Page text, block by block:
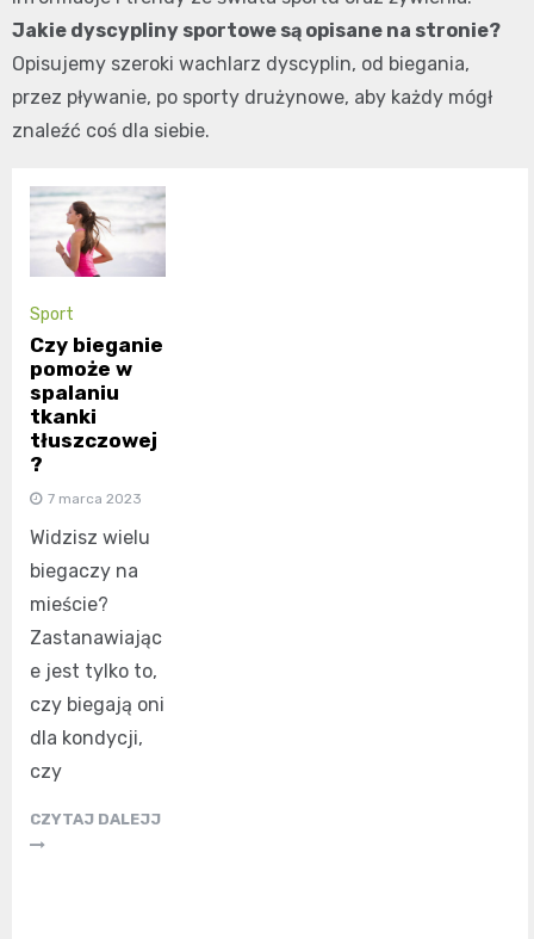
Jakie dyscypliny sportowe są opisane na stronie?
Opisujemy szeroki wachlarz dyscyplin, od biegania,
przez pływanie, po sporty drużynowe, aby każdy mógł
znaleźć coś dla siebie.
Sport
Czy bieganie
pomoże w
spalaniu
tkanki
tłuszczowej
?
7 marca 2023
Widzisz wielu
biegaczy na
mieście?
Zastanawiając
e jest tylko to,
czy biegają oni
dla kondycji,
czy
CZYTAJ DALEJJ